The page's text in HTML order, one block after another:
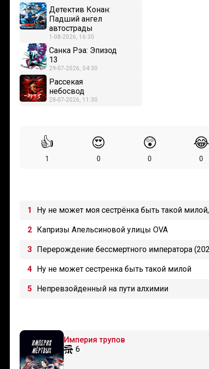
Детектив Конан:
Падший ангел
автострады
1-08-2026, 16:30
Санка Рэа: Эпизод
13
29-07-2026, 04:30
Рассекая
небосвод
28-07-2026, 11:30
👍
1
😍
0
😲
0
😂
0
Ну не может моя сестрёнка быть такой милой,
Капризы Апельсиновой улицы OVA
Перерождение бессмертного императора
Ну не может сестренка быть такой милой
Непревзойденный на пути алхимии
Империя трупов
6